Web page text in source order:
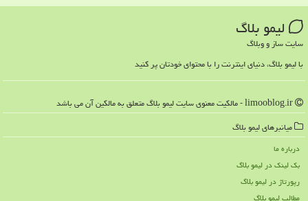
لیمو بلاگ
سایت ساز و وبلاگ
با لیمو بلاگ، دنیای اینترنت را با محتوای خودتان پر کنید
میانبرهای لیمو بلاگ
درباره ما
بک لینک در لیمو بلاگ
رپورتاژ در لیمو بلاگ
مطالب لیمو بلاگ